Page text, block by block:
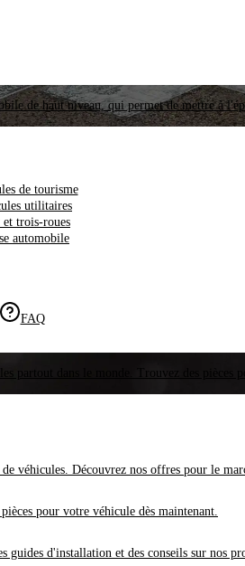
de haut niveau, qui permet de mettre à
de tourisme
utilitaires
et trois-roues
automobile
FAQ
partout dans le monde. Trouvez des pièces
véhicules. Découvrez nos offres pour le
pour votre véhicule dès maintenant.
guides d'installation et des conseils sur nos